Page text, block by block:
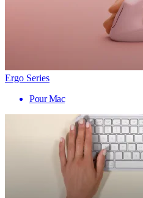
Ergo Series
Pour Mac